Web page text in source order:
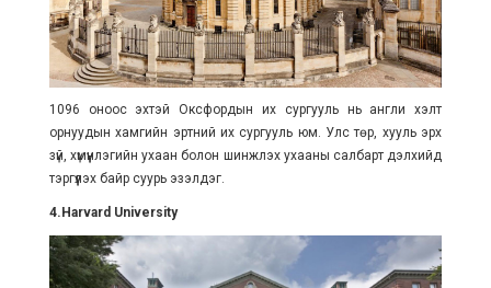
1096 оноос эхтэй Оксфордын их сургууль нь англи хэлт
орнуудын хамгийн эртний их сургууль юм. Улс төр, хууль эрх
зүй, хүмүүнлэгийн ухаан болон шинжлэх ухааны салбарт дэлхийд
тэргүүлэх байр суурь эзэлдэг.
4.Harvard University